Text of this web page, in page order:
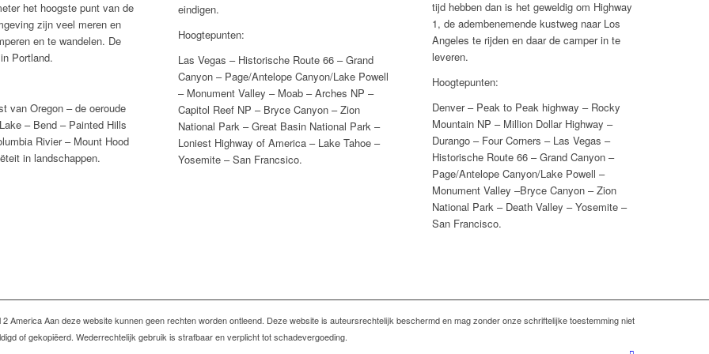
het hoogste punt van de
zijn veel meren en
en te wandelen. De
Portland.
van Oregon – de oeroude
– Bend – Painted Hills
Rivier – Mount Hood
in landschappen.
eindigen.
Hoogtepunten:
Las Vegas – Historische Route 66 – Grand
Canyon – Page/Antelope Canyon/Lake Powell
– Monument Valley – Moab – Arches NP –
Capitol Reef NP – Bryce Canyon – Zion
National Park – Great Basin National Park –
Loniest Highway of America – Lake Tahoe –
Yosemite – San Francsico.
tijd hebben dan is het geweldig om Highway
1, de adembenemende kustweg naar Los
Angeles te rijden en daar de camper in te
leveren.
Hoogtepunten:
Denver – Peak to Peak highway – Rocky
Mountain NP – Million Dollar Highway –
Durango – Four Corners – Las Vegas –
Historische Route 66 – Grand Canyon –
Page/Antelope Canyon/Lake Powell –
Monument Valley –Bryce Canyon – Zion
National Park – Death Valley – Yosemite –
San Francisco.
America Aan deze website kunnen geen rechten worden ontleend. Deze website is auteursrechtelijk beschermd en mag zonder onze schriftelijke toestemming niet
of gekopiëerd. Wederrechtelijk gebruik is strafbaar en verplicht tot schadevergoeding.